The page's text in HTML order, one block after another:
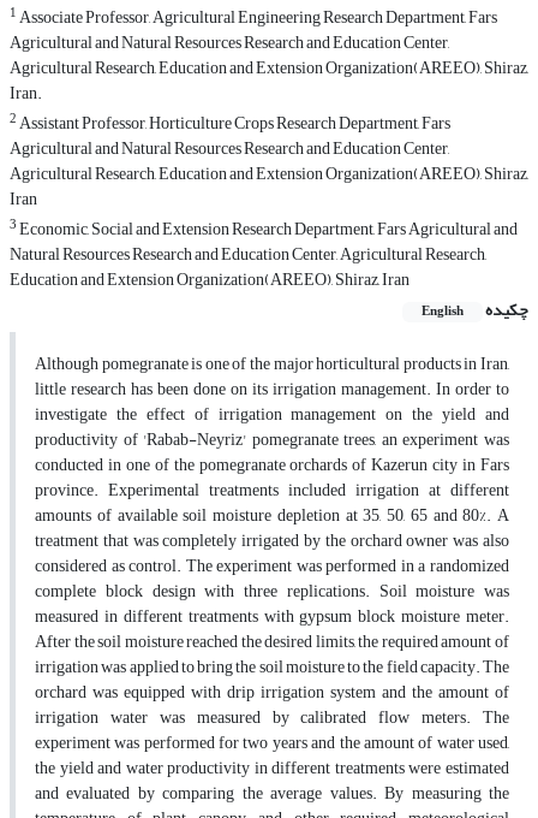
1Associate Professor, Agricultural Engineering Research Department, Fars
Agricultural and Natural Resources Research and Education Center,
Agricultural Research, Education and Extension Organization(AREEO), Shiraz,
Iran.
2Assistant Professor, Horticulture Crops Research Department, Fars
Agricultural and Natural Resources Research and Education Center,
Agricultural Research, Education and Extension Organization(AREEO), Shiraz,
Iran
3Economic, Social and Extension Research Department, Fars Agricultural and
Natural Resources Research and Education Center, Agricultural Research,
Education and Extension Organization(AREEO), Shiraz, Iran
چکیده
English
Although pomegranate is one of the major horticultural products in Iran,
little research has been done on its irrigation management. In order to
investigate the effect of irrigation management on the yield and
productivity of 'Rabab-Neyriz' pomegranate trees, an experiment was
conducted in one of the pomegranate orchards of Kazerun city in Fars
province. Experimental treatments included irrigation at different
amounts of available soil moisture depletion at 35, 50, 65 and 80%. A
treatment that was completely irrigated by the orchard owner was also
considered as control. The experiment was performed in a randomized
complete block design with three replications. Soil moisture was
measured in different treatments with gypsum block moisture meter.
After the soil moisture reached the desired limits, the required amount of
irrigation was applied to bring the soil moisture to the field capacity. The
orchard was equipped with drip irrigation system and the amount of
irrigation water was measured by calibrated flow meters. The
experiment was performed for two years and the amount of water used,
the yield and water productivity in different treatments were estimated
and evaluated by comparing the average values. By measuring the